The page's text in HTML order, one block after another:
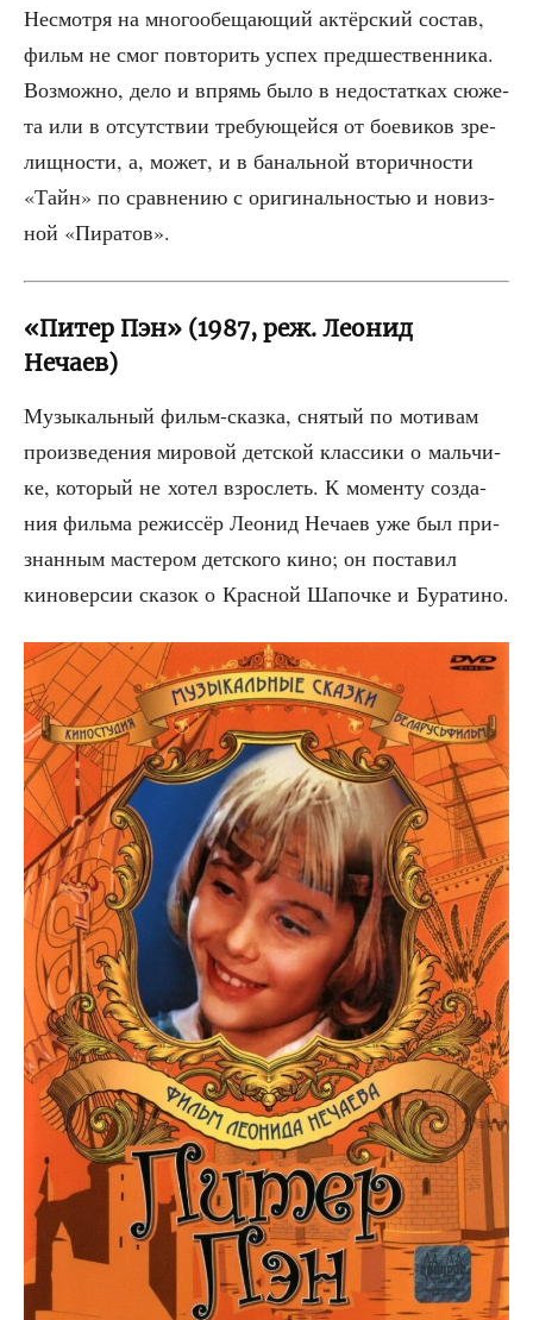
Несмот­ря на мно­го­обе­ща­ю­щий актёр­ский состав,
фильм не смог повто­рить успех пред­ше­ствен­ни­ка.
Воз­мож­но, дело и впрямь было в недо­стат­ках сюже­
та или в отсут­ствии тре­бу­ю­щей­ся от бое­ви­ков зре­
лищ­но­сти, а, может, и в баналь­ной вто­рич­но­сти
«Тайн» по срав­не­нию с ори­ги­наль­но­стью и новиз­
ной «Пира­тов».
«Питер Пэн» (1987, реж. Леонид
Нечаев)
Музы­каль­ный фильм-сказ­ка, сня­тый по моти­вам
про­из­ве­де­ния миро­вой дет­ской клас­си­ки о маль­чи­
ке, кото­рый не хотел взрос­леть. К момен­ту созда­
ния филь­ма режис­сёр Лео­нид Неча­ев уже был при­
знан­ным масте­ром дет­ско­го кино; он поста­вил
кино­вер­сии ска­зок о Крас­ной Шапоч­ке и Буратино.